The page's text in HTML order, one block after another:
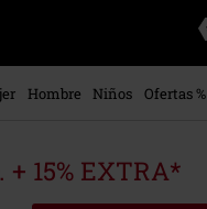
Hombre Niños Ofertas %
+ 15% EXTRA*